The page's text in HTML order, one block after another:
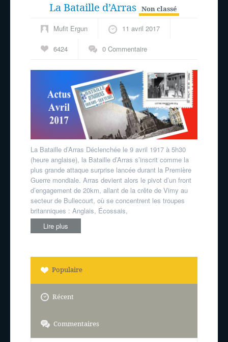
La Bataille d’Arras Non classé
Mufit Ergun 11 avril 2017
6424 0 Commentaire
La Bataille d’Arras Déclenchée le 9 avril 1917 à 5h30
(heure anglaise), la Bataille d’Arras s’inscrit comme la
plus grande attaque surprise lancée durant la Première
Guerre mondiale. Arras devient alors le pivot d’un front
d’engagement de 20km, allant de la crête de Vimy au
secteur de Bullecourt, où se concentrent les troupes
britanniques : Anglais, Écossais,
Lire plus
Populaire
Récent
Commentaires